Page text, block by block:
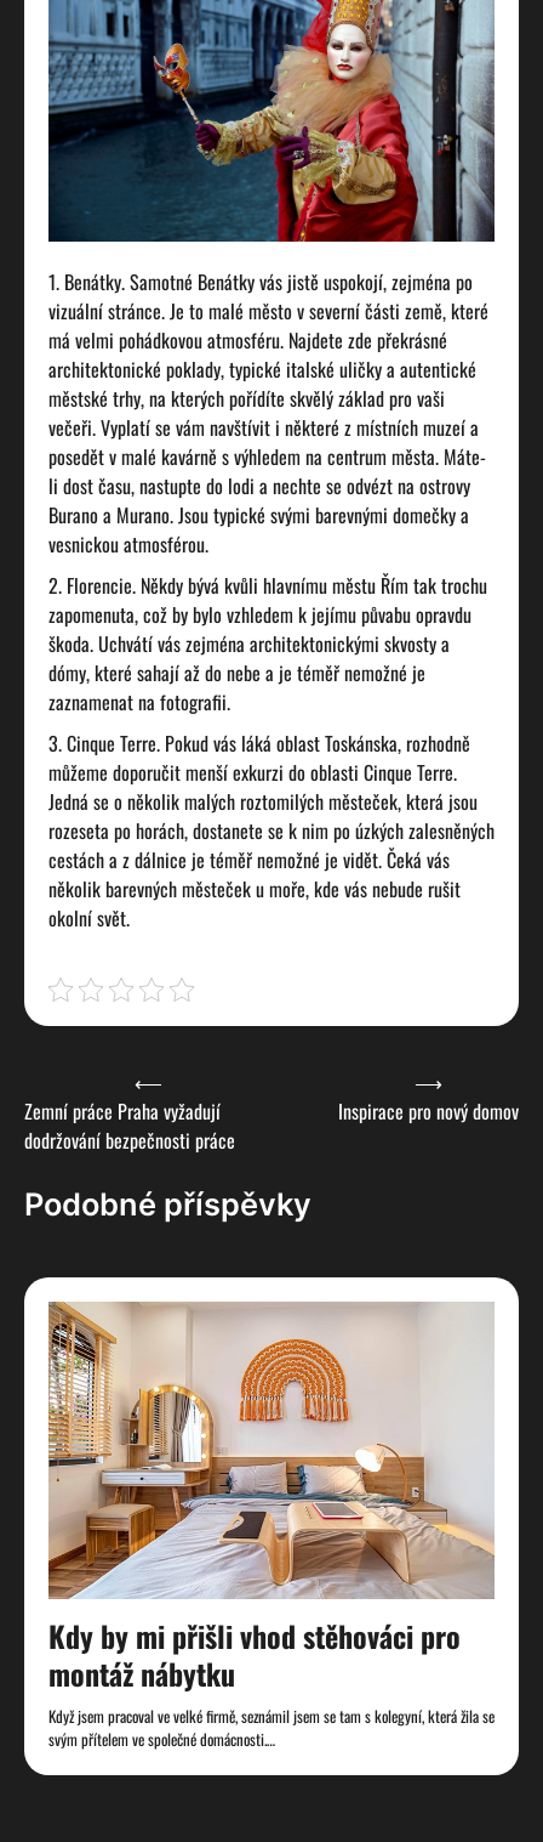
Benátky. Samotné Benátky vás jistě uspokojí, zejména po
vizuální stránce. Je to malé město v severní části země, které
má velmi pohádkovou atmosféru. Najdete zde překrásné
architektonické poklady, typické italské uličky a autentické
městské trhy, na kterých pořídíte skvělý základ pro vaši
večeři. Vyplatí se vám navštívit i některé z místních muzeí a
posedět v malé kavárně s výhledem na centrum města. Máte-
li dost času, nastupte do lodi a nechte se odvézt na ostrovy
Burano a Murano. Jsou typické svými barevnými domečky a
vesnickou atmosférou.
Florencie. Někdy bývá kvůli hlavnímu městu Řím tak trochu
zapomenuta, což by bylo vzhledem k jejímu půvabu opravdu
škoda. Uchvátí vás zejména architektonickými skvosty a
dómy, které sahají až do nebe a je téměř nemožné je
zaznamenat na fotografii.
Cinque Terre. Pokud vás láká oblast Toskánska, rozhodně
můžeme doporučit menší exkurzi do oblasti Cinque Terre.
Jedná se o několik malých roztomilých městeček, která jsou
rozeseta po horách, dostanete se k nim po úzkých zalesněných
cestách a z dálnice je téměř nemožné je vidět. Čeká vás
několik barevných městeček u moře, kde vás nebude rušit
okolní svět.
pro
příspěvek
⟵
Zemní práce Praha vyžadují
dodržování bezpečnosti práce
Inspirace pro nový domov
⟶
Podobné příspěvky
Kdy by mi přišli vhod stěhováci pro
montáž nábytku
Když jsem pracoval ve velké firmě, seznámil jsem se tam s kolegyní, která žila se
svým přítelem ve společné domácnosti.…